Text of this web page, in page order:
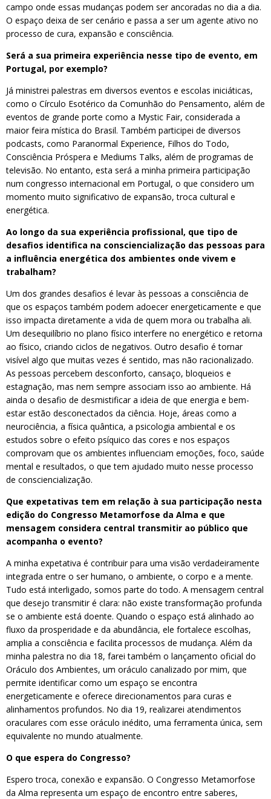
campo onde essas mudanças podem ser ancoradas no dia a dia.
O espaço deixa de ser cenário e passa a ser um agente ativo no
processo de cura, expansão e consciência.
Será a sua primeira experiência nesse tipo de evento, em
Portugal, por exemplo?
Já ministrei palestras em diversos eventos e escolas iniciáticas,
como o Círculo Esotérico da Comunhão do Pensamento, além de
eventos de grande porte como a Mystic Fair, considerada a
maior feira mística do Brasil. Também participei de diversos
podcasts, como Paranormal Experience, Filhos do Todo,
Consciência Próspera e Mediums Talks, além de programas de
televisão. No entanto, esta será a minha primeira participação
num congresso internacional em Portugal, o que considero um
momento muito significativo de expansão, troca cultural e
energética.
Ao longo da sua experiência profissional, que tipo de
desafios identifica na consciencialização das pessoas para
a influência energética dos ambientes onde vivem e
trabalham?
Um dos grandes desafios é levar às pessoas a consciência de
que os espaços também podem adoecer energeticamente e que
isso impacta diretamente a vida de quem mora ou trabalha ali.
Um desequilíbrio no plano físico interfere no energético e retorna
ao físico, criando ciclos de negativos. Outro desafio é tornar
visível algo que muitas vezes é sentido, mas não racionalizado.
As pessoas percebem desconforto, cansaço, bloqueios e
estagnação, mas nem sempre associam isso ao ambiente. Há
ainda o desafio de desmistificar a ideia de que energia e bem-
estar estão desconectados da ciência. Hoje, áreas como a
neurociência, a física quântica, a psicologia ambiental e os
estudos sobre o efeito psíquico das cores e nos espaços
comprovam que os ambientes influenciam emoções, foco, saúde
mental e resultados, o que tem ajudado muito nesse processo
de consciencialização.
Que expetativas tem em relação à sua participação nesta
edição do Congresso Metamorfose da Alma e que
mensagem considera central transmitir ao público que
acompanha o evento?
A minha expetativa é contribuir para uma visão verdadeiramente
integrada entre o ser humano, o ambiente, o corpo e a mente.
Tudo está interligado, somos parte do todo. A mensagem central
que desejo transmitir é clara: não existe transformação profunda
se o ambiente está doente. Quando o espaço está alinhado ao
fluxo da prosperidade e da abundância, ele fortalece escolhas,
amplia a consciência e facilita processos de mudança. Além da
minha palestra no dia 18, farei também o lançamento oficial do
Oráculo dos Ambientes, um oráculo canalizado por mim, que
permite identificar como um espaço se encontra
energeticamente e oferece direcionamentos para curas e
alinhamentos profundos. No dia 19, realizarei atendimentos
oraculares com esse oráculo inédito, uma ferramenta única, sem
equivalente no mundo atualmente.
O que espera do Congresso?
Espero troca, conexão e expansão. O Congresso Metamorfose
da Alma representa um espaço de encontro entre saberes,